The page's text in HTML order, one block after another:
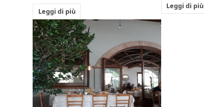
Leggi di più
Leggi di più